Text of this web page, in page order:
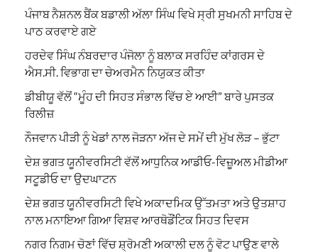
ਪੰਜਾਬ ਨੈਸ਼ਨਲ ਬੈਂਕ ਬਡਾਲੀ ਅੱਲਾ ਸਿੰਘ ਵਿਖੇ ਸ੍ਰੀ ਸੁਖਮਨੀ ਸਾਹਿਬ ਦੇ
ਪਾਠ ਕਰਵਾਏ ਗਏ
ਹਰਦੇਵ ਸਿੰਘ ਨੰਬਰਦਾਰ ਪੰਜੋਲਾ ਨੂੰ ਬਲਾਕ ਸਰਹਿੰਦ ਕਾਂਗਰਸ ਦੇ
ਐਸ.ਸੀ. ਵਿਭਾਗ ਦਾ ਚੇਅਰਮੈਨ ਨਿਯੁਕਤ ਕੀਤਾ
ਡੀਬੀਯੂ ਵੱਲੋਂ “ਮੂੰਹ ਦੀ ਸਿਹਤ ਸੰਭਾਲ ਵਿੱਚ ਏ ਆਈ” ਬਾਰੇ ਪੁਸਤਕ
ਰਿਲੀਜ਼
ਨੌਜਵਾਨ ਪੀੜੀ ਨੂੰ ਖੇਡਾਂ ਨਾਲ ਜੋੜਨਾ ਅੱਜ ਦੇ ਸਮੇਂ ਦੀ ਮੁੱਖ ਲੋੜ – ਭੁੱਟਾ
ਦੇਸ਼ ਭਗਤ ਯੂਨੀਵਰਸਿਟੀ ਵੱਲੋਂ ਆਧੁਨਿਕ ਆਡੀਓ-ਵਿਜ਼ੂਅਲ ਮੀਡੀਆ
ਸਟੂਡੀਓ ਦਾ ਉਦਘਾਟਨ
ਦੇਸ਼ ਭਗਤ ਯੂਨੀਵਰਸਿਟੀ ਵਿਖੇ ਅਕਾਦਮਿਕ ਉੱਤਮਤਾ ਅਤੇ ਉਤਸ਼ਾਹ
ਨਾਲ ਮਨਾਇਆ ਗਿਆ ਵਿਸ਼ਵ ਆਰਥੋਡੌਂਟਿਕ ਸਿਹਤ ਦਿਵਸ
ਨਗਰ ਨਿਗਮ ਚੋਣਾਂ ਵਿੱਚ ਸ਼੍ਰੋਮਣੀ ਅਕਾਲੀ ਦਲ ਨੂੰ ਵੋਟ ਪਾਉਣ ਵਾਲੇ